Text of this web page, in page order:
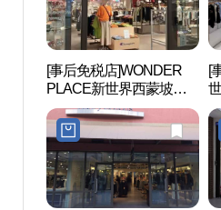
[事后免税店]WONDER
PLACE新世界西蒙坡州
名牌折扣购物中心(원더
플레이스 신세계사이먼
프리미엄아울렛 파주점)
[